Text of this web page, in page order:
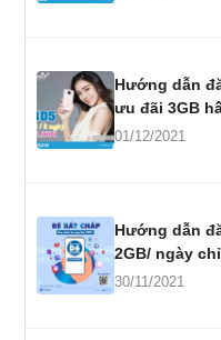
Hướng dẫn
ưu đãi 3GB
01/12/2021
Hướng dẫn
2GB/ ngày
30/11/2021